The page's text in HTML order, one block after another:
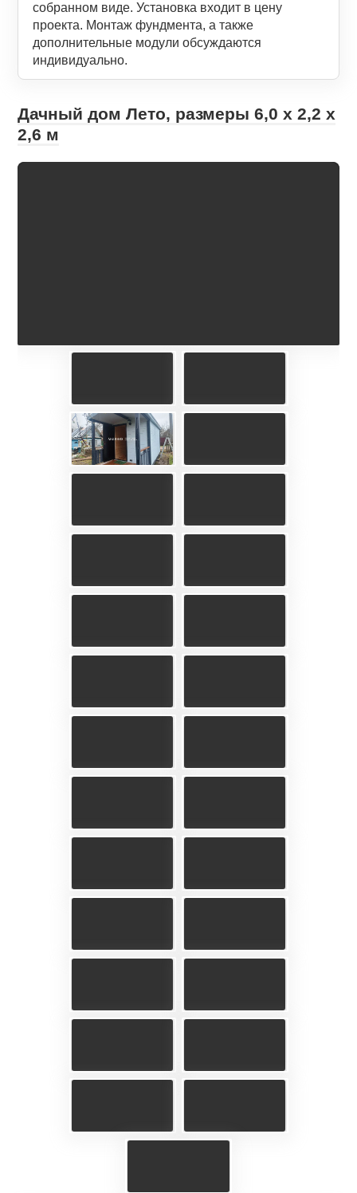
собранном виде. Установка входит в цену
проекта. Монтаж фундмента, а также
дополнительные модули обсуждаются
индивидуально.
Дачный дом Лето, размеры 6,0 х 2,2 х
2,6 м